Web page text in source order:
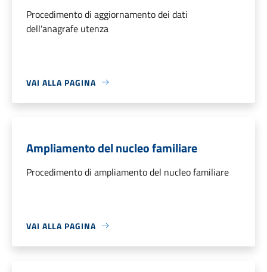
Procedimento di aggiornamento dei dati
dell'anagrafe utenza
VAI ALLA PAGINA
Ampliamento del nucleo familiare
Procedimento di ampliamento del nucleo familiare
VAI ALLA PAGINA